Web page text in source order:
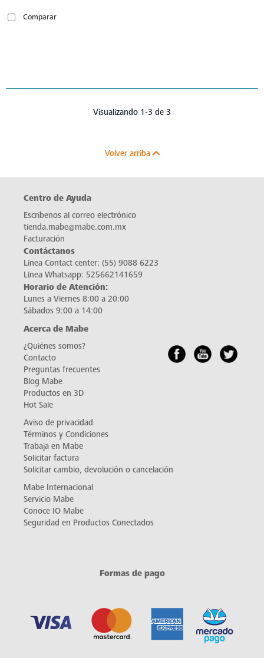
Comparar
Visualizando 1-3 de 3
Volver arriba
Centro de Ayuda
Escríbenos al correo electrónico
tienda.mabe@mabe.com.mx
Facturación
Contáctanos
Línea Contact center: (55) 9088 6223
Línea Whatsapp: 525662141659
Horario de Atención:
Lunes a Viernes 8:00 a 20:00
Sábados 9:00 a 14:00
Acerca de Mabe
¿Quiénes somos?
Contacto
Preguntas frecuentes
Blog Mabe
Productos en 3D
Hot Sale
Aviso de privacidad
Términos y Condiciones
Trabaja en Mabe
Solicitar factura
Solicitar cambio, devolución o cancelación
Mabe Internacional
Servicio Mabe
Conoce IO Mabe
Seguridad en Productos Conectados
Formas de pago